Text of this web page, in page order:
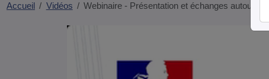
Accueil Vidéos Webinaire - Présentation et échanges autour …